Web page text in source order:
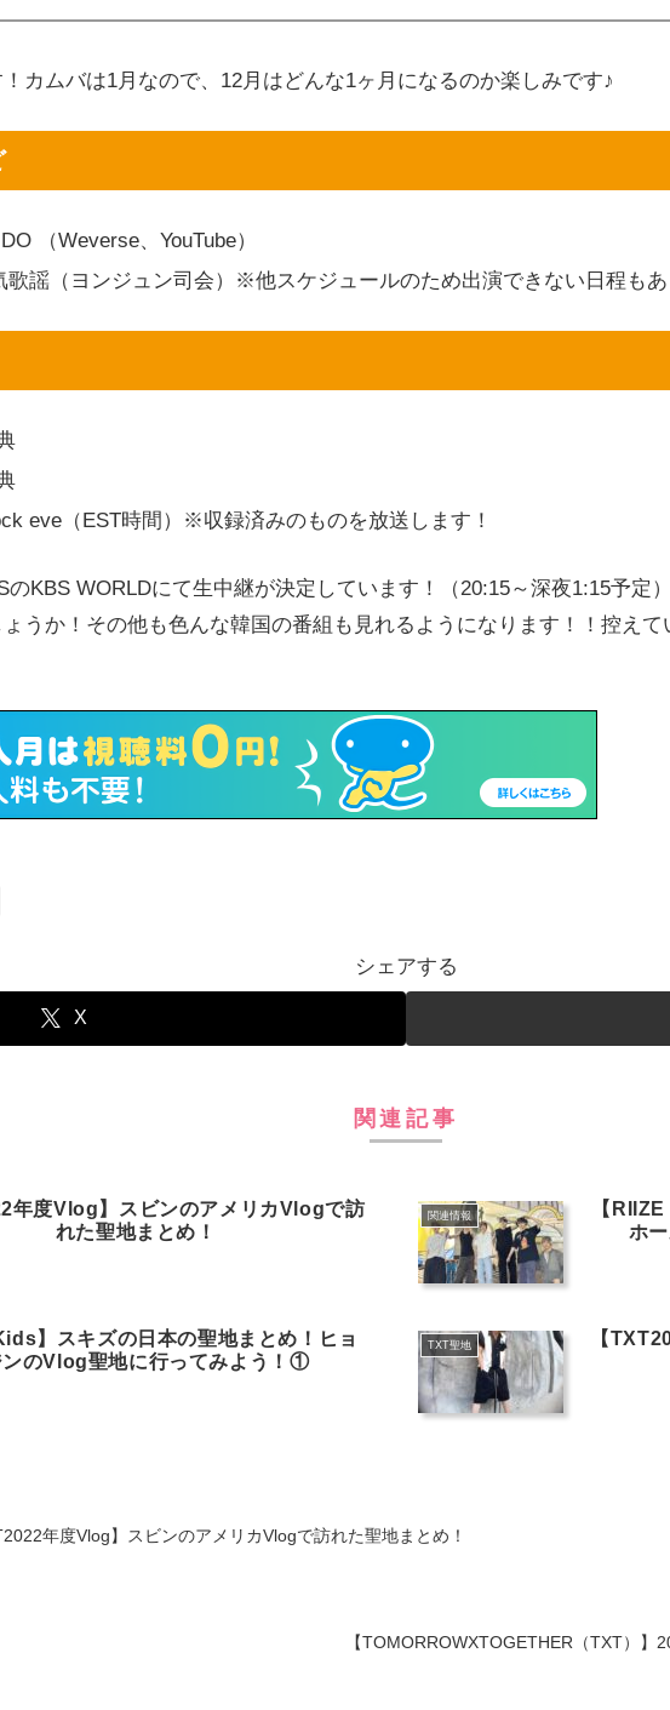
カムバは1月なので、12月はどんな1ヶ月になるのか楽しみです♪
（Weverse、YouTube）
歌謡（ヨンジュン司会）※他スケジュールのため出演できない日程もあ
eve（EST時間）※収録済みのものを放送します！
のKBS WORLDにて生中継が決定しています！（20:15～深夜1:15予定
うか！その他も色んな韓国の番組も見れるようになります！！控え
シェアする
X
関連記事
年度Vlog】スビンのアメリカVlogで訪
れた聖地まとめ！
関連情報
【
ホ
】スキズの日本の聖地まとめ！ヒョ
ンのVlog聖地に行ってみよう！①
TXT聖地
【
年度Vlog】スビンのアメリカVlogで訪れた聖地まとめ！
【TOMORROWXTOGETHER（TXT）】